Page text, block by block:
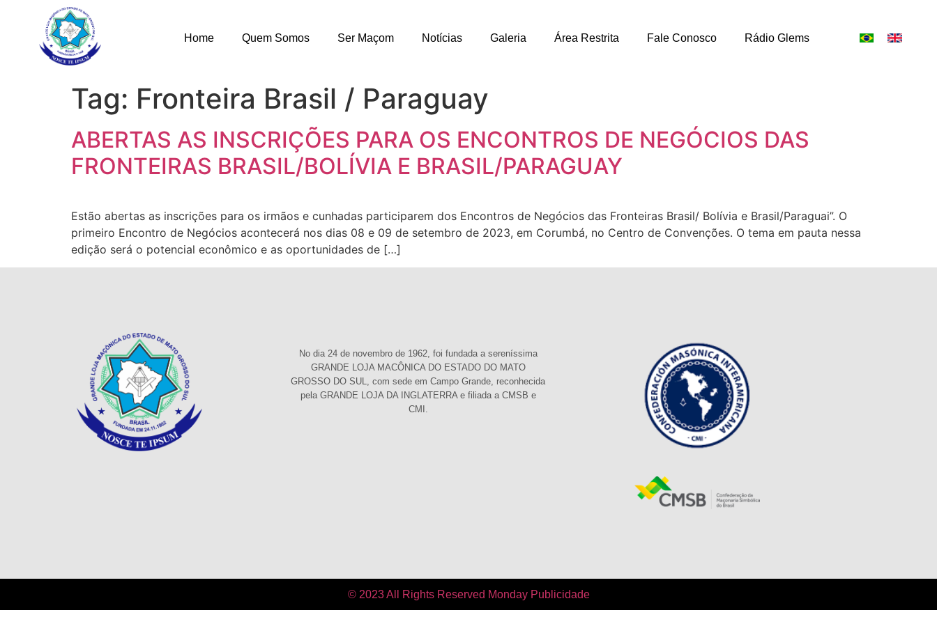
Home Quem Somos Ser Maçom Notícias Galeria Área Restrita Fale Conosco Rádio Glems
Tag: Fronteira Brasil / Paraguay
ABERTAS AS INSCRIÇÕES PARA OS ENCONTROS DE NEGÓCIOS DAS
FRONTEIRAS BRASIL/BOLÍVIA E BRASIL/PARAGUAY
Estão abertas as inscrições para os irmãos e cunhadas participarem dos Encontros de Negócios das Fronteiras Brasil/ Bolívia e Brasil/Paraguai”. O
primeiro Encontro de Negócios acontecerá nos dias 08 e 09 de setembro de 2023, em Corumbá, no Centro de Convenções. O tema em pauta nessa
edição será o potencial econômico e as oportunidades de […]
No dia 24 de novembro de 1962, foi fundada a sereníssima
GRANDE LOJA MACÔNICA DO ESTADO DO MATO
GROSSO DO SUL, com sede em Campo Grande, reconhecida
pela GRANDE LOJA DA INGLATERRA e filiada a CMSB e
CMI.
© 2023 All Rights Reserved Monday Publicidade